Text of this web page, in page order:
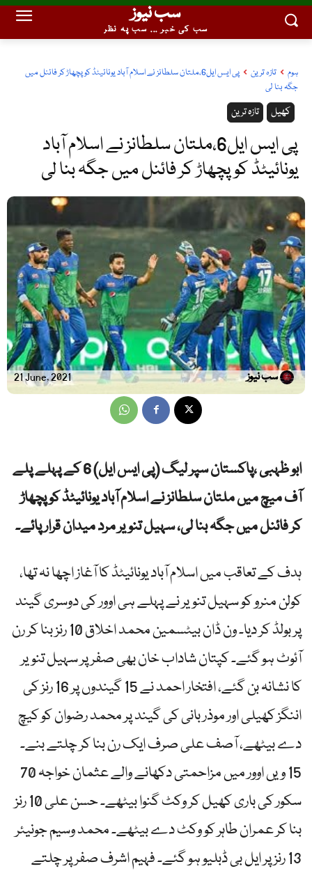
سب نیوز
سب کی خبر ... سب پہ نظر
ہوم تازہ ترین
پی ایس ایل6،ملتان سلطانز نے اسلام آباد یونائیٹڈ کو پچھاڑ کر فائنل میں
جگہ بنا لی
تازہ ترین کھیل
پی ایس ایل6،ملتان سلطانز نے اسلام آباد
یونائیٹڈ کو پچھاڑ کر فائنل میں جگہ بنا لی
21 June, 2021 سب نیوز
ابو ظہبی ،پاکستان سپر لیگ (پی ایس ایل) 6 کے پہلے پلے
آف میچ میں ملتان سلطانز نے اسلام آباد یونائیٹڈ کو پچھاڑ
کر فائنل میں جگہ بنا لی، سہیل تنویر مرد میدان قرار پائے۔
ہدف کے تعاقب میں اسلام آباد یونائیٹڈ کا آغاز اچھا نہ تھا،
کولن منرو کو سہیل تنویر نے پہلے ہی اوور کی دوسری گیند
پر بولڈ کر دیا۔ ون ڈان بیٹسمین محمد اخلاق 10 رنز بنا کر رن
آئوٹ ہو گئے۔ کپتان شاداب خان بھی صفر پر سہیل تنویر
کا نشانہ بن گئے، افتخار احمد نے 15 گیندوں پر 16 رنز کی
اننگز کھیلی اور موذر بانی کی گیند پر محمد رضوان کو کیچ
دے بیٹھے، آصف علی صرف ایک رن بنا کر چلتے بنے۔
15 ویں اوور میں مزاحمتی دکھانے والے عثمان خواجہ 70
سکور کی باری کھیل کر وکٹ گنوا بیٹھے۔ حسن علی 10 رنز
بنا کر عمران طاہر کو وکٹ دے بیٹھے۔ محمد وسیم جونیئر
13 رنز پر ایل بی ڈبلیو ہو گئے۔ فہیم اشرف صفر پر چلتے